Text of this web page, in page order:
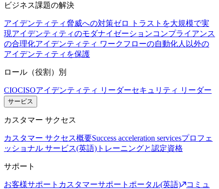
ビジネス課題の解決
アイデンティティ脅威への対策ゼロ トラストを大規模で実
現アイデンティティのモダナイゼーションコンプライアンス
の合理化アイデンティティ ワークフローの自動化人以外の
アイデンティティを保護
ロール（役割）別
CIOCISOアイデンティティ リーダーセキュリティ リーダー
サービス
カスタマー サクセス
カスタマー サクセス概要Success acceleration servicesプロフェ
ッショナル サービス(英語) トレーニングと認定資格
サポート
お客様サポート カスタマーサポートポータル(英語)
コミュ